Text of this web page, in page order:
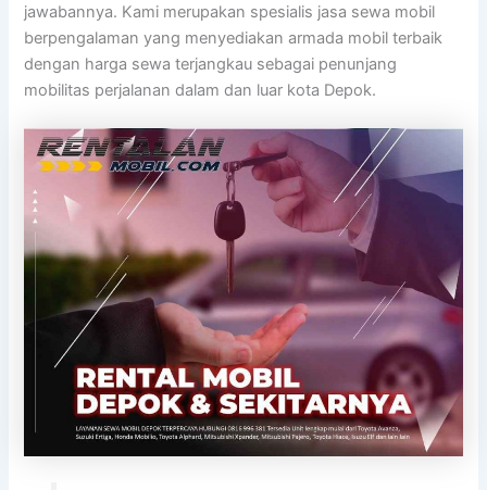
jawabannya. Kami merupakan spesialis jasa sewa mobil
berpengalaman yang menyediakan armada mobil terbaik
dengan harga sewa terjangkau sebagai penunjang
mobilitas perjalanan dalam dan luar kota Depok.